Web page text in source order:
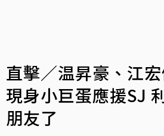
直擊／温昇豪、江宏
現身小巨蛋應援SJ
朋友了